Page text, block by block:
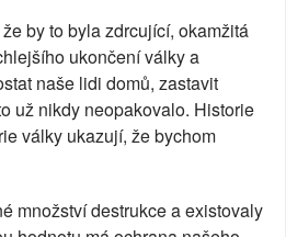
by to byla zdrcující, okamžitá
ukončení války a
naše lidi domů, zastavit
už nikdy neopakovalo. Historie
války ukazují, že bychom
množství destrukce a existovaly